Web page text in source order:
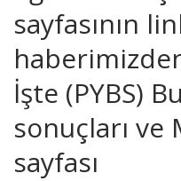
sayfasının
İşte (PYBS)
sonuçları ve
sayfası